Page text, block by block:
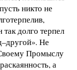
никто не
долго терпел
Не
Промыслу
а